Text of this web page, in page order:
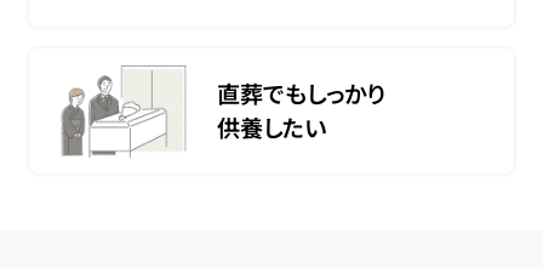
直葬でもしっかり
供養したい